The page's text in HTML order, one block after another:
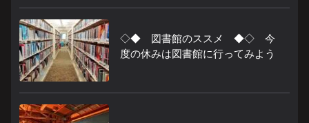
◇◆ 図書館のススメ ◆◇ 今
度の休みは図書館に行ってみよう